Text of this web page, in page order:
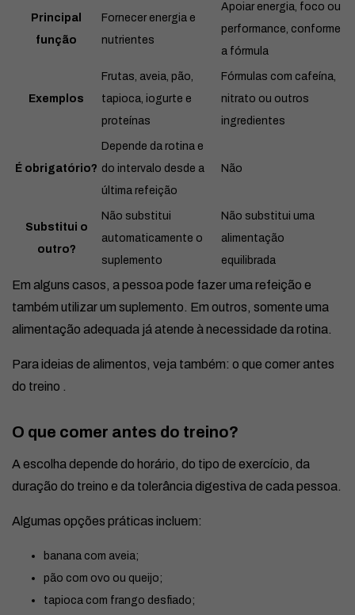
Principal
função
Fornecer energia e
nutrientes
Apoiar energia, foco ou
performance, conforme
a fórmula
Exemplos
Frutas, aveia, pão,
tapioca, iogurte e
proteínas
Fórmulas com cafeína,
nitrato ou outros
ingredientes
É obrigatório?
Depende da rotina e
do intervalo desde a
última refeição
Não
Substitui o
outro?
Não substitui
automaticamente o
suplemento
Não substitui uma
alimentação
equilibrada
Em alguns casos, a pessoa pode fazer uma refeição e
também utilizar um suplemento. Em outros, somente uma
alimentação adequada já atende à necessidade da rotina.
Para ideias de alimentos, veja também: o que comer antes
do treino .
O que comer antes do treino?
A escolha depende do horário, do tipo de exercício, da
duração do treino e da tolerância digestiva de cada pessoa.
Algumas opções práticas incluem:
banana com aveia;
pão com ovo ou queijo;
tapioca com frango desfiado;